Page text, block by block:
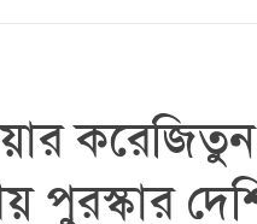
করেজিতুন
পুরস্কার